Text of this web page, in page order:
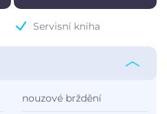
Servisní kniha
nouzové brždění